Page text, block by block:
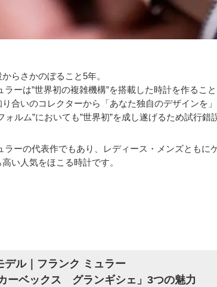
らさかのぼること5年。
ラーは”世界初の複雑機構”を搭載した時計を作るこ
合いのコレクターから「あなた独自のデザインを」
ォルム”においても”世界初”を成し遂げるため試行
ラーの代表作でもあり、レディース・メンズともに
い人気をほこる時計です。
デル｜フランク ミュラー
カーベックス グランギシェ」3つの魅力